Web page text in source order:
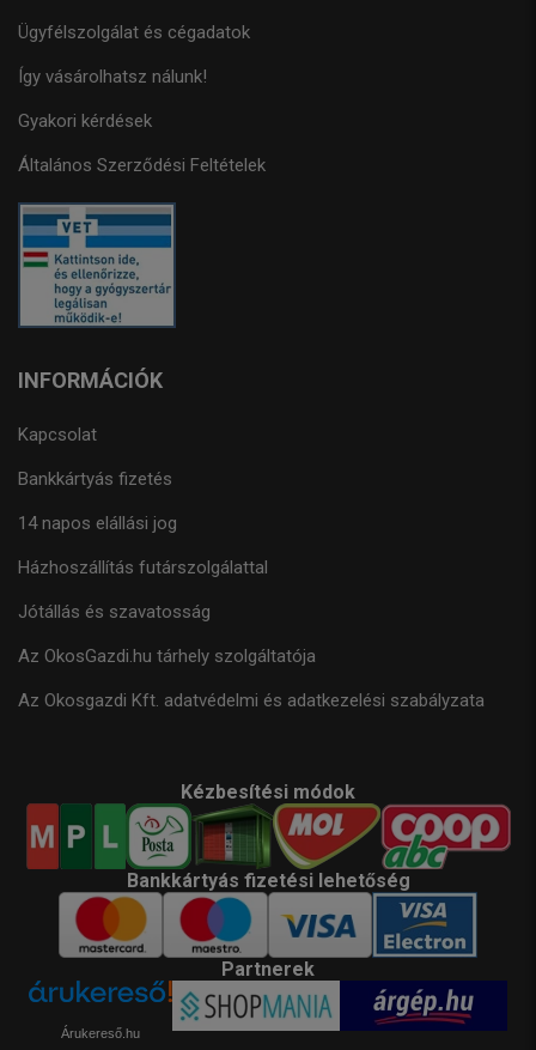
Ügyfélszolgálat és cégadatok
Így vásárolhatsz nálunk!
Gyakori kérdések
Általános Szerződési Feltételek
INFORMÁCIÓK
Kapcsolat
Bankkártyás fizetés
14 napos elállási jog
Házhoszállítás futárszolgálattal
Jótállás és szavatosság
Az OkosGazdi.hu tárhely szolgáltatója
Az Okosgazdi Kft. adatvédelmi és adatkezelési szabályzata
Kézbesítési módok
Bankkártyás fizetési lehetőség
Partnerek
Árukereső.hu